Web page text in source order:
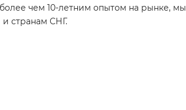
чем 10-летним опытом на рынке, мы
странам СНГ.